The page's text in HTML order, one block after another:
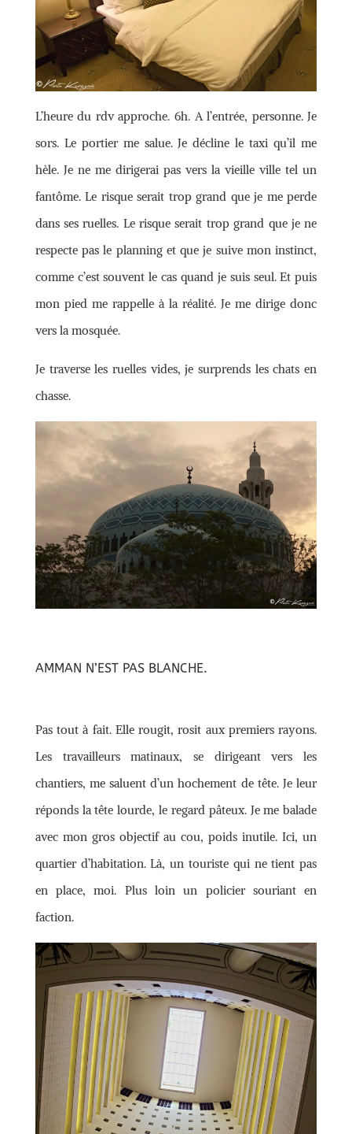
L’heure du rdv approche. 6h. A l’entrée, personne. Je
sors. Le portier me salue. Je décline le taxi qu’il me
hèle. Je ne me dirigerai pas vers la vieille ville tel un
fantôme. Le risque serait trop grand que je me perde
dans ses ruelles. Le risque serait trop grand que je ne
respecte pas le planning et que je suive mon instinct,
comme c’est souvent le cas quand je suis seul. Et puis
mon pied me rappelle à la réalité. Je me dirige donc
vers la mosquée.
Je traverse les ruelles vides, je surprends les chats en
chasse.
AMMAN N’EST PAS BLANCHE.
Pas tout à fait. Elle rougit, rosit aux premiers rayons.
Les travailleurs matinaux, se dirigeant vers les
chantiers, me saluent d’un hochement de tête. Je leur
réponds la tête lourde, le regard pâteux. Je me balade
avec mon gros objectif au cou, poids inutile. Ici, un
quartier d’habitation. Là, un touriste qui ne tient pas
en place, moi. Plus loin un policier souriant en
faction.